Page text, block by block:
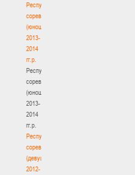
Республиканские
соревнования
(юноши)
2013-
2014
гг.р.
Республиканские
соревнования
(юноши)
2013-
2014
гг.р.
Республиканские
соревнования
(девушки)
2012-